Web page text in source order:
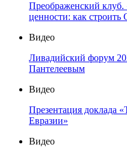
Преображенский
ценности: как строить
Видео
Ливадийский форум
Пантелеевым
Видео
Презентация доклада
Евразии»
Видео